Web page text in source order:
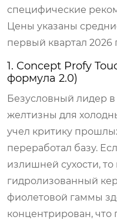
специфические
Цены указаны
первый квартал 2026
1. Concept Profy
формула 2.0)
Безусловный лидер
желтизны для
учел критику
переработал базу.
излишней сухости,
гидролизованный
фиолетовой гаммы
концентрирован,